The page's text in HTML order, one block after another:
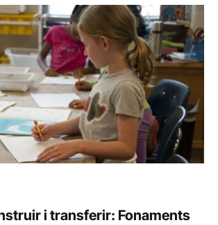
i transferir: Fonaments